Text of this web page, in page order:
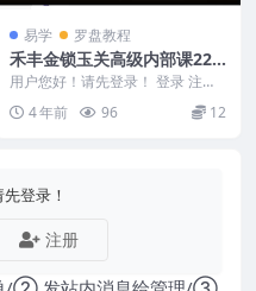
易学 罗盘教程
禾丰金锁玉关高级内部课22
集
用户您好！请先登录！ 登录 注册
禾丰金锁玉关高级内部课22集 编
号：2900D...
4 年前 96 12
登录！
注册